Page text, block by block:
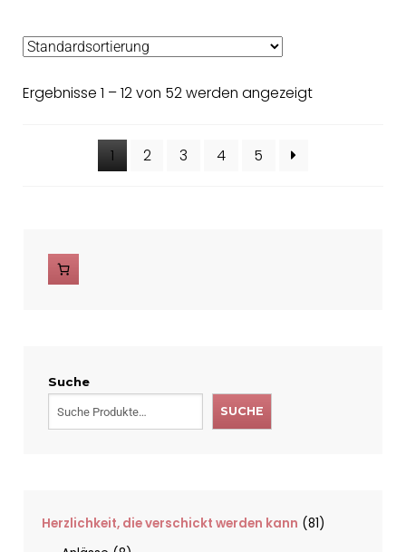
Ergebnisse 1 – 12 von 52 werden angezeigt
1 2 3 4 5
Suche
SUCHE
Herzlichkeit, die verschickt werden kann
81